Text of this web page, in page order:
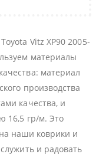
Vitz XP90 2005-
материалы
материал
производства
качества, и
16,5 гр/м. Это
наши коврики и
и радовать